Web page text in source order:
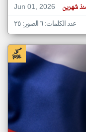
Jun 01, 2026
شهرين
عدد الكلمات: ٦ الصور: ٢٥